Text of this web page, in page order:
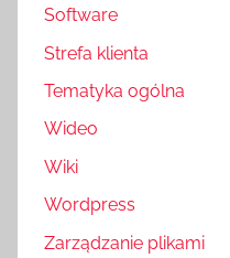
Software
Strefa klienta
Tematyka ogólna
Wideo
Wiki
Wordpress
Zarządzanie plikami